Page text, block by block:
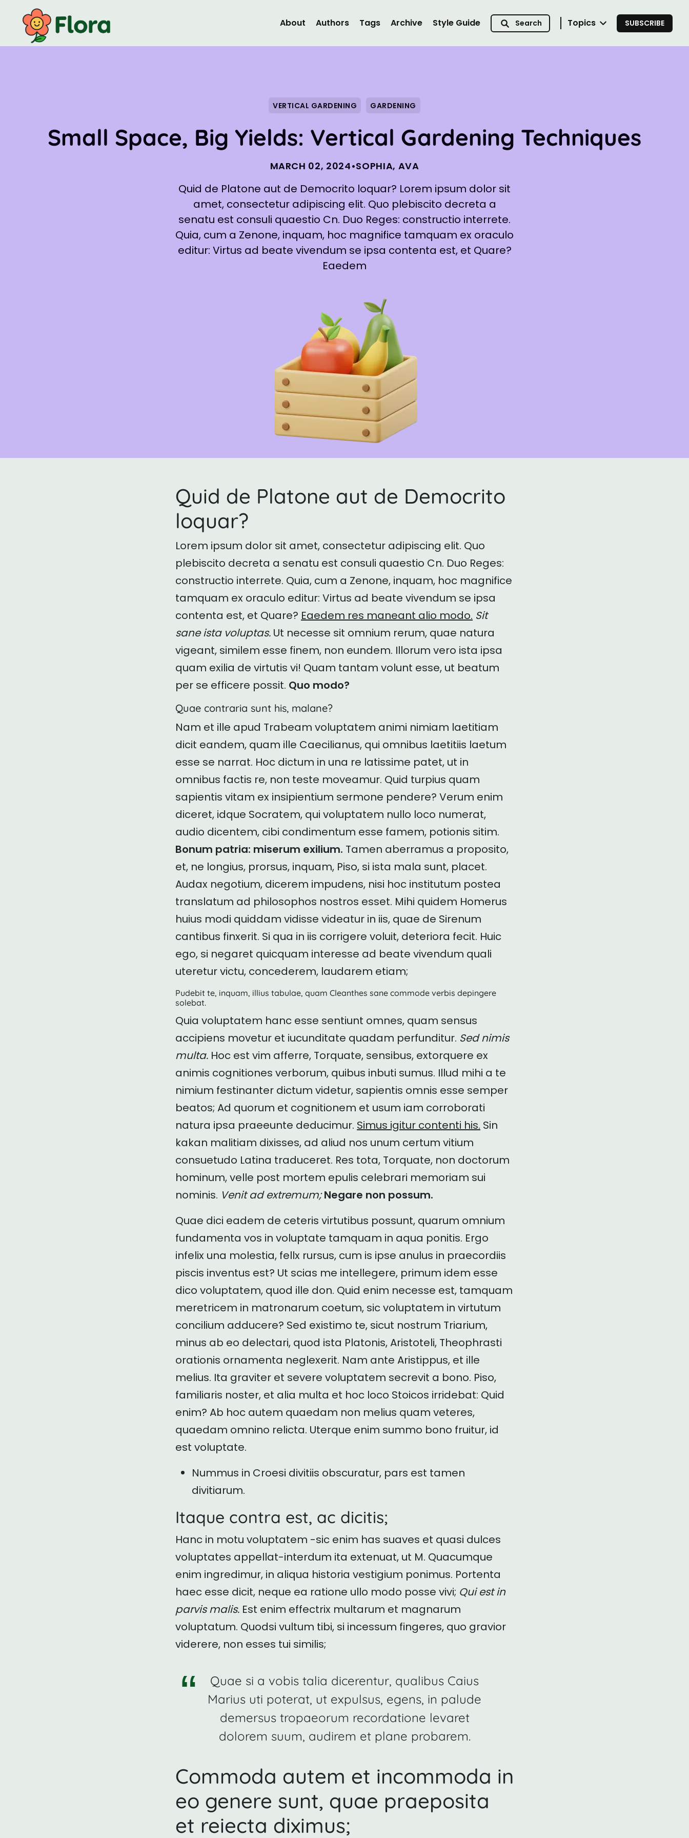
About Authors Tags Archive Style Guide Search Topics SUBSCRIBE
VERTICAL GARDENING GARDENING
Small Space, Big Yields: Vertical Gardening Techniques
MARCH 02, 2024•SOPHIA, AVA
Quid de Platone aut de Democrito loquar? Lorem ipsum dolor sit
amet, consectetur adipiscing elit. Quo plebiscito decreta a
senatu est consuli quaestio Cn. Duo Reges: constructio interrete.
Quia, cum a Zenone, inquam, hoc magnifice tamquam ex oraculo
editur: Virtus ad beate vivendum se ipsa contenta est, et Quare?
Eaedem
Quid de Platone aut de Democrito
loquar?
Lorem ipsum dolor sit amet, consectetur adipiscing elit. Quo
plebiscito decreta a senatu est consuli quaestio Cn. Duo Reges:
constructio interrete. Quia, cum a Zenone, inquam, hoc magnifice
tamquam ex oraculo editur: Virtus ad beate vivendum se ipsa
contenta est, et Quare? Eaedem res maneant alio modo. Sit
sane ista voluptas. Ut necesse sit omnium rerum, quae natura
vigeant, similem esse finem, non eundem. Illorum vero ista ipsa
quam exilia de virtutis vi! Quam tantam volunt esse, ut beatum
per se efficere possit. Quo modo?
Quae contraria sunt his, malane?
Nam et ille apud Trabeam voluptatem animi nimiam laetitiam
dicit eandem, quam ille Caecilianus, qui omnibus laetitiis laetum
esse se narrat. Hoc dictum in una re latissime patet, ut in
omnibus factis re, non teste moveamur. Quid turpius quam
sapientis vitam ex insipientium sermone pendere? Verum enim
diceret, idque Socratem, qui voluptatem nullo loco numerat,
audio dicentem, cibi condimentum esse famem, potionis sitim.
Bonum patria: miserum exilium. Tamen aberramus a proposito,
et, ne longius, prorsus, inquam, Piso, si ista mala sunt, placet.
Audax negotium, dicerem impudens, nisi hoc institutum postea
translatum ad philosophos nostros esset. Mihi quidem Homerus
huius modi quiddam vidisse videatur in iis, quae de Sirenum
cantibus finxerit. Si qua in iis corrigere voluit, deteriora fecit. Huic
ego, si negaret quicquam interesse ad beate vivendum quali
uteretur victu, concederem, laudarem etiam;
Pudebit te, inquam, illius tabulae, quam Cleanthes sane commode verbis depingere
solebat.
Quia voluptatem hanc esse sentiunt omnes, quam sensus
accipiens movetur et iucunditate quadam perfunditur. Sed nimis
multa. Hoc est vim afferre, Torquate, sensibus, extorquere ex
animis cognitiones verborum, quibus inbuti sumus. Illud mihi a te
nimium festinanter dictum videtur, sapientis omnis esse semper
beatos; Ad quorum et cognitionem et usum iam corroborati
natura ipsa praeeunte deducimur. Simus igitur contenti his. Sin
kakan malitiam dixisses, ad aliud nos unum certum vitium
consuetudo Latina traduceret. Res tota, Torquate, non doctorum
hominum, velle post mortem epulis celebrari memoriam sui
nominis. Venit ad extremum; Negare non possum.
Quae dici eadem de ceteris virtutibus possunt, quarum omnium
fundamenta vos in voluptate tamquam in aqua ponitis. Ergo
infelix una molestia, fellx rursus, cum is ipse anulus in praecordiis
piscis inventus est? Ut scias me intellegere, primum idem esse
dico voluptatem, quod ille don. Quid enim necesse est, tamquam
meretricem in matronarum coetum, sic voluptatem in virtutum
concilium adducere? Sed existimo te, sicut nostrum Triarium,
minus ab eo delectari, quod ista Platonis, Aristoteli, Theophrasti
orationis ornamenta neglexerit. Nam ante Aristippus, et ille
melius. Ita graviter et severe voluptatem secrevit a bono. Piso,
familiaris noster, et alia multa et hoc loco Stoicos irridebat: Quid
enim? Ab hoc autem quaedam non melius quam veteres,
quaedam omnino relicta. Uterque enim summo bono fruitur, id
est voluptate.
Nummus in Croesi divitiis obscuratur, pars est tamen
divitiarum.
Itaque contra est, ac dicitis;
Hanc in motu voluptatem -sic enim has suaves et quasi dulces
voluptates appellat-interdum ita extenuat, ut M. Quacumque
enim ingredimur, in aliqua historia vestigium ponimus. Portenta
haec esse dicit, neque ea ratione ullo modo posse vivi; Qui est in
parvis malis. Est enim effectrix multarum et magnarum
voluptatum. Quodsi vultum tibi, si incessum fingeres, quo gravior
viderere, non esses tui similis;
Quae si a vobis talia dicerentur, qualibus Caius
Marius uti poterat, ut expulsus, egens, in palude
demersus tropaeorum recordatione levaret
dolorem suum, audirem et plane probarem.
Commoda autem et incommoda in
eo genere sunt, quae praeposita
et reiecta diximus;